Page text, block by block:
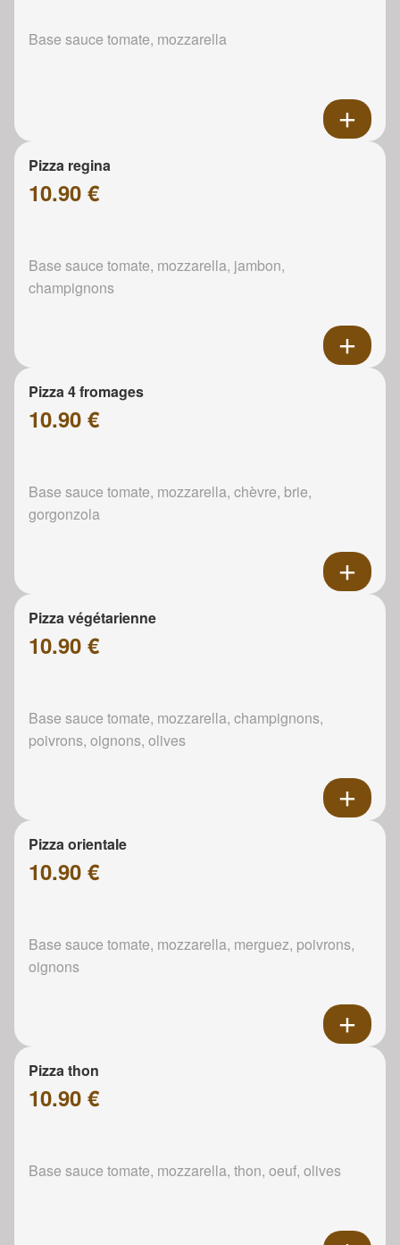
Base sauce tomate, mozzarella
Pizza regina
10.90 €
Base sauce tomate, mozzarella, jambon,
champignons
Pizza 4 fromages
10.90 €
Base sauce tomate, mozzarella, chèvre, brie,
gorgonzola
Pizza végétarienne
10.90 €
Base sauce tomate, mozzarella, champignons,
poivrons, oignons, olives
Pizza orientale
10.90 €
Base sauce tomate, mozzarella, merguez, poivrons,
oignons
Pizza thon
10.90 €
Base sauce tomate, mozzarella, thon, oeuf, olives